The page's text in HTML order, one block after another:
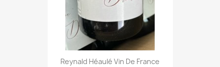
Reynald Héaulé Vin De France